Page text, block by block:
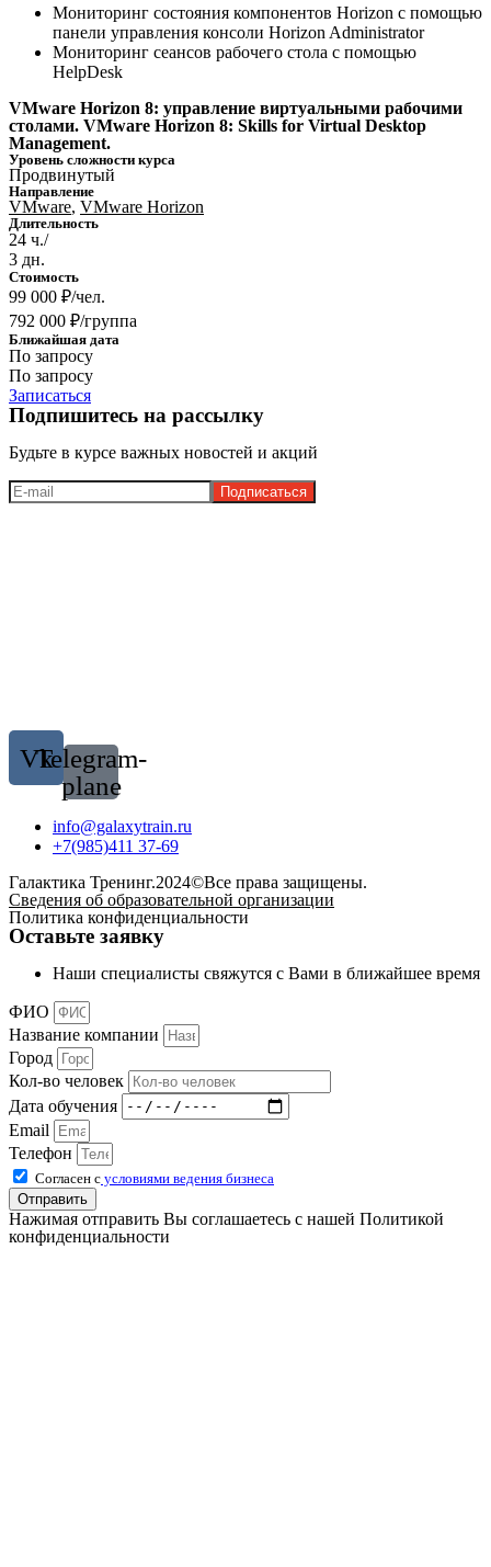
Мониторинг состояния компонентов Horizon с помощью
панели управления консоли Horizon Administrator
Мониторинг сеансов рабочего стола с помощью
HelpDesk
VMware Horizon 8: управлениe виртуальными рабочими
столами. VMware Horizon 8: Skills for Virtual Desktop
Management.
Уровень сложности курса
Продвинутый
Направление
VMware, VMware Horizon
Длительность
24 ч./
3 дн.
Стоимость
99 000 ₽/чел.
792 000 ₽/группа
Ближайшая дата
По запросу
По запросу
Записаться
Подпишитесь на рассылку
Будьте в курсе важных новостей и акций
VkTelegram-
plane
info@galaxytrain.ru
+7(985)411 37-69
Галактика Тренинг.2024©Все права защищены.
Сведения об образовательной организации
Политика конфиденциальности
Оставьте заявку
Наши специалисты свяжутся с Вами в ближайшее время
ФИО
Название компании
Город
Кол-во человек
Дата обучения
Email
Телефон
Согласен с условиями ведения бизнеса
Отправить
Нажимая отправить Вы соглашаетесь с нашей Политикой
конфиденциальности